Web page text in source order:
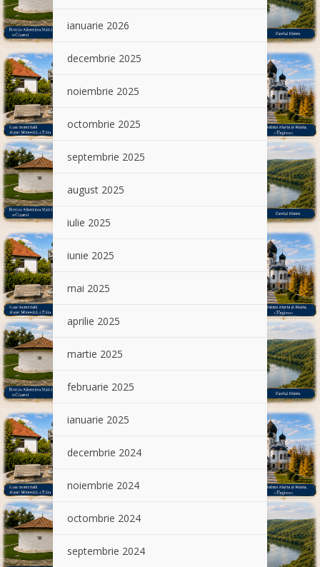
ianuarie 2026
decembrie 2025
noiembrie 2025
octombrie 2025
septembrie 2025
august 2025
iulie 2025
iunie 2025
mai 2025
aprilie 2025
martie 2025
februarie 2025
ianuarie 2025
decembrie 2024
noiembrie 2024
octombrie 2024
septembrie 2024